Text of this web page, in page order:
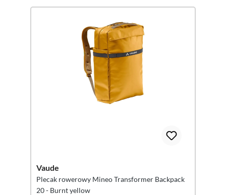
Vaude
Plecak rowerowy Mineo Transformer Backpack
20 - Burnt yellow